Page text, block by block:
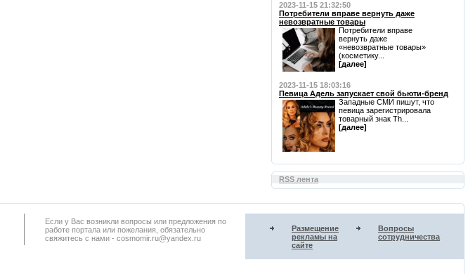
2023-11-15 21:32:50
Потребители вправе вернуть даже
невозвратные товары
Потребители вправе
вернуть даже
«невозвратные товары»
(косметику...
[далее]
2023-11-15 18:03:16
Певица Адель запускает свой бьюти-бренд
Западные СМИ пишут, что
певица зарегистрировала
товарный знак Th...
[далее]
RSS лента
Если у Вас возникли вопросы или предложения по
работe портала или пожелания, обязательно
свяжитесь с нами - cosmomir.ru@yandex.ru
Размещение
рекламы на
сайте
Вопросы
сотрудничества